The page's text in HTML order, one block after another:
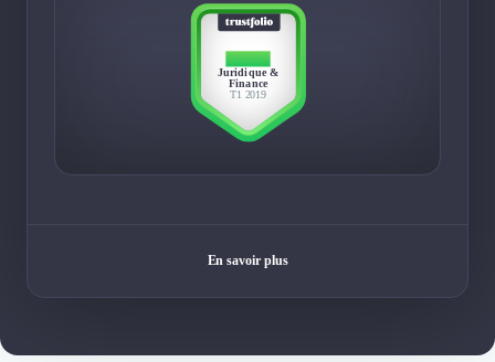
TOP 3
Juridique &
Finance
T1 2019
En savoir plus